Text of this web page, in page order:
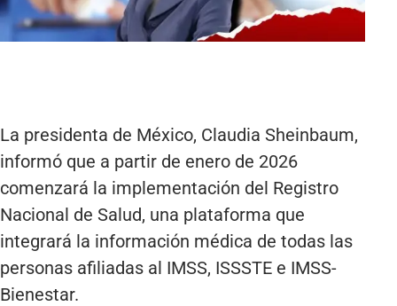
La presidenta de México, Claudia Sheinbaum,
informó que a partir de enero de 2026
comenzará la implementación del Registro
Nacional de Salud, una plataforma que
integrará la información médica de todas las
personas afiliadas al IMSS, ISSSTE e IMSS-
Bienestar.